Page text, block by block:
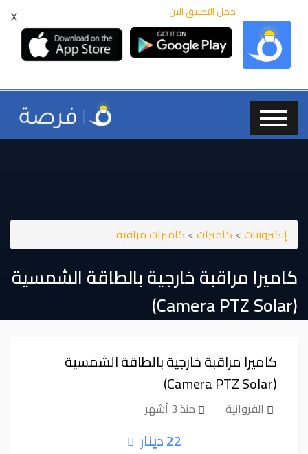
X حمل التطبيق الان
إلكترونيات> كاميرات> كاميرات مراقبة
كاميرا مراقبة خارجية بالطاقة الشمسية
(⁦⁦Solar⁩⁩ ⁦⁦PTZ⁩⁩ ⁦⁦Camera⁩⁩)
كاميرا مراقبة خارجية بالطاقة الشمسية
(⁦⁦Solar⁩⁩ ⁦⁦PTZ⁩⁩ ⁦⁦Camera⁩⁩)
الفروانية منذ 3 أشهر
22 دينار